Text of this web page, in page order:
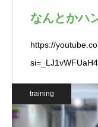
なんとかハ
https://
training